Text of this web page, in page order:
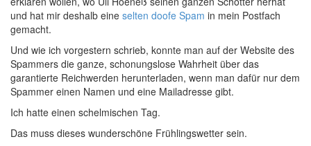
und hat mir deshalb eine selten doofe Spam in mein Postfach
gemacht.
Und wie ich vorgestern schrieb, konnte man auf der Website des
Spammers die ganze, schonungslose Wahrheit über das
garantierte Reichwerden herunterladen, wenn man dafür nur dem
Spammer einen Namen und eine Mailadresse gibt.
Ich hatte einen schelmischen Tag.
Das muss dieses wunderschöne Frühlingswetter sein.